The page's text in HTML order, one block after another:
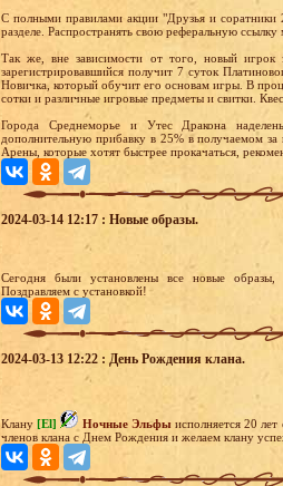
С полными правилами акции "Друзья и
разделе. Распространять свою реферальную
Так же, вне зависимости от того, новый игрок
зарегистрировавшийся получит 7 суток
Новичка, который обучит его основам игры. В
сотки и различные игровые предметы и свитки.
Города Среднеморье и Утес Дракона
дополнительную прибавку в 25% в получаемом
Арены, которые хотят быстрее прокачаться,
2024-03-14 12:17 : Новые образы.
Сегодня были установлены все новые образы,
Поздравляем с установкой!
2024-03-13 12:22 : День Рождения клана.
Клану[El] Ночные Эльфыисполняется 20
членов клана с Днем Рождения и желаем клану